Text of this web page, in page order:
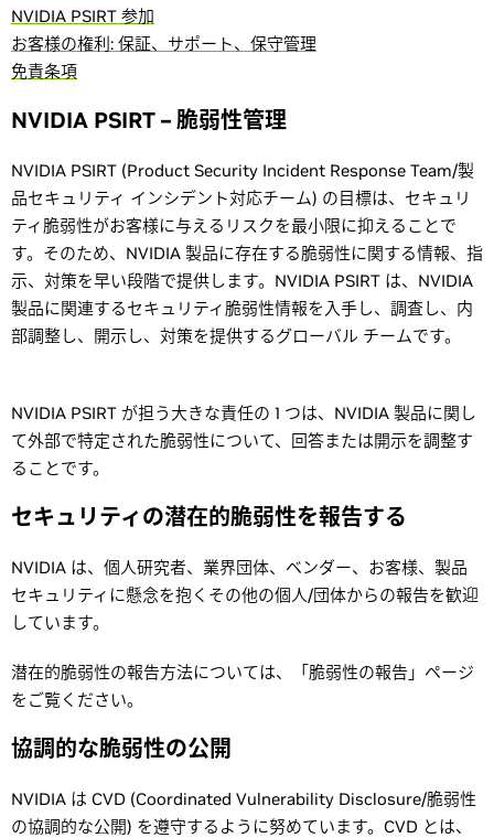
NVIDIA PSIRT 参加
お客様の権利: 保証、サポート、保守管理
免責条項
NVIDIA PSIRT – 脆弱性管理
NVIDIA PSIRT (Product Security Incident Response Team/製
品セキュリティ インシデント対応チーム) の目標は、セキュリ
ティ脆弱性がお客様に与えるリスクを最小限に抑えることで
す。そのため、NVIDIA 製品に存在する脆弱性に関する情報、指
示、対策を早い段階で提供します。NVIDIA PSIRT は、NVIDIA
製品に関連するセキュリティ脆弱性情報を入手し、調査し、内
部調整し、開示し、対策を提供するグローバル チームです。
NVIDIA PSIRT が担う大きな責任の 1 つは、NVIDIA 製品に関し
て外部で特定された脆弱性について、回答または開示を調整す
ることです。
セキュリティの潜在的脆弱性を報告する
NVIDIA は、個人研究者、業界団体、ベンダー、お客様、製品
セキュリティに懸念を抱くその他の個人/団体からの報告を歓迎
しています。
潜在的脆弱性の報告方法については、「脆弱性の報告」ページ
をご覧ください。
協調的な脆弱性の公開
NVIDIA は CVD (Coordinated Vulnerability Disclosure/脆弱性
の協調的な公開) を遵守するように努めています。CVD とは、